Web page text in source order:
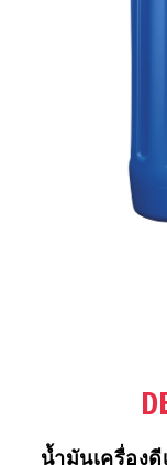
น้ำมันเครื่อง